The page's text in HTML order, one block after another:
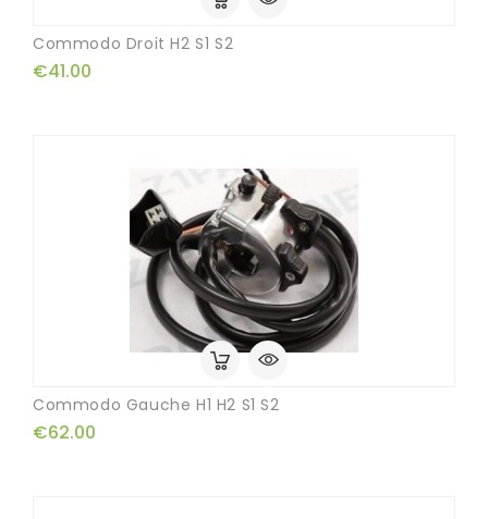
Commodo Droit H2 S1 S2
€41.00
Commodo Gauche H1 H2 S1 S2
€62.00